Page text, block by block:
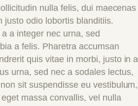
nulla felis, dui maecenas
justo odio lobortis blanditiis.
a integer nec urna, sed
a felis. Pharetra accumsan
quis vitae in morbi, justo in a
urna, sed nec a sodales lectus,
sit suspendisse eu vestibulum,
massa convallis, vel nulla